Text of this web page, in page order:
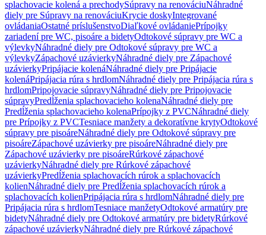
splachovacie kolená a prechodySúpravy na renováciuNáhradné
diely pre Súpravy na renováciuKrycie doskyIntegrované
ovládaniaOstatné príslušenstvoDiaľkové ovládaniePrípojky
zariadení pre WC, pisoáre a bidetyOdtokové súpravy pre WC a
výlevkyNáhradné diely pre Odtokové súpravy pre WC a
výlevkyZápachové uzávierkyNáhradné diely pre Zápachové
uzávierkyPripájacie kolenáNáhradné diely pre Pripájacie
kolenáPripájacia rúra s hrdlomNáhradné diely pre Pripájacia rúra s
hrdlomPripojovacie súpravyNáhradné diely pre Pripojovacie
súpravyPredĺženia splachovacieho kolenaNáhradné diely pre
Predĺženia splachovacieho kolenaPrípojky z PVCNáhradné diely
pre Prípojky z PVCTesniace manžety a dekoratívne krytyOdtokové
súpravy pre pisoáreNáhradné diely pre Odtokové súpravy pre
pisoáreZápachové uzávierky pre pisoáreNáhradné diely pre
Zápachové uzávierky pre pisoáreRúrkové zápachové
uzávierkyNáhradné diely pre Rúrkové zápachové
uzávierkyPredĺženia splachovacích rúrok a splachovacích
kolienNáhradné diely pre Predĺženia splachovacích rúrok a
splachovacích kolienPripájacia rúra s hrdlomNáhradné diely pre
Pripájacia rúra s hrdlomTesniace manžetyOdtokové armatúry pre
bidetyNáhradné diely pre Odtokové armatúry pre bidetyRúrkové
zápachové uzávierkyNáhradné diely pre Rúrkové zápachové